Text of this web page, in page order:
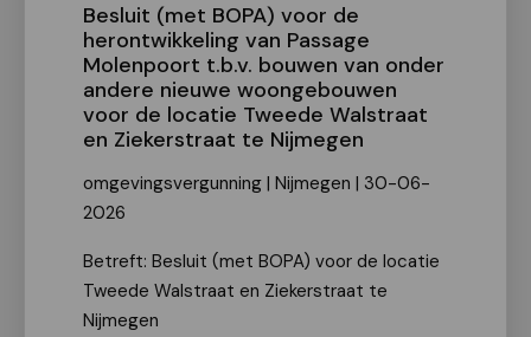
Besluit (met BOPA) voor de
herontwikkeling van Passage
Molenpoort t.b.v. bouwen van onder
andere nieuwe woongebouwen
voor de locatie Tweede Walstraat
en Ziekerstraat te Nijmegen
omgevingsvergunning | Nijmegen | 30-06-
2026
Betreft: Besluit (met BOPA) voor de locatie
Tweede Walstraat en Ziekerstraat te
Nijmegen